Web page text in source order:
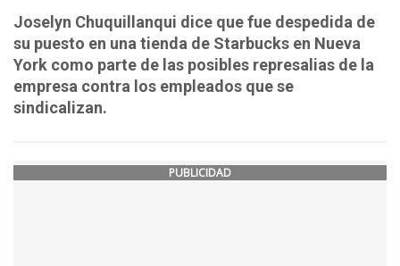
Joselyn Chuquillanqui dice que fue despedida de
su puesto en una tienda de Starbucks en Nueva
York como parte de las posibles represalias de la
empresa contra los empleados que se
sindicalizan.
PUBLICIDAD